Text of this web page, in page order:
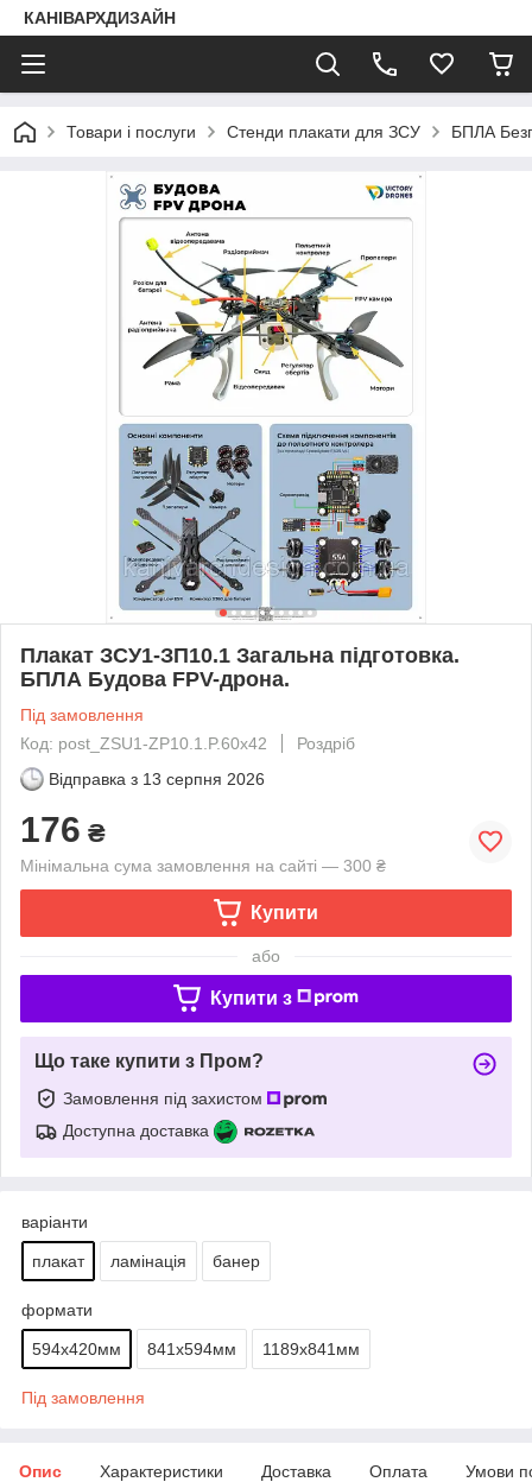
КАНІВАРХДИЗАЙН
Товари і послуги Стенди плакати для ЗСУ БПЛА
Плакат ЗСУ1-ЗП10.1 Загальна підготовка.
БПЛА Будова FPV-дрона.
Під замовлення
Код: post_ZSU1-ZP10.1.P.60x42
Роздріб
Відправка з 13 серпня 2026
176 ₴
Мінімальна сума замовлення на сайті — 300 ₴
Купити
або
Купити з
Що таке купити з Пром?
Замовлення під захистом
Доступна доставка
варіанти
плакат ламінація банер
формати
594х420мм 841х594мм 1189х841мм
Під замовлення
Опис Характеристики Доставка Оплата Умови